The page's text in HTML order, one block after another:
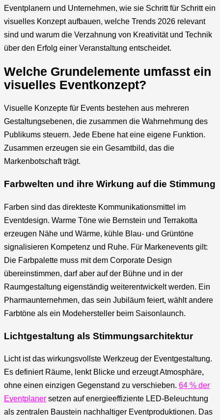
Eventplanern und Unternehmen, wie sie Schritt für Schritt ein
visuelles Konzept aufbauen, welche Trends 2026 relevant
sind und warum die Verzahnung von Kreativität und Technik
über den Erfolg einer Veranstaltung entscheidet.
Welche Grundelemente umfasst ein
visuelles Eventkonzept?
Visuelle Konzepte für Events bestehen aus mehreren
Gestaltungsebenen, die zusammen die Wahrnehmung des
Publikums steuern. Jede Ebene hat eine eigene Funktion.
Zusammen erzeugen sie ein Gesamtbild, das die
Markenbotschaft trägt.
Farbwelten und ihre Wirkung auf die Stimmung
Farben sind das direkteste Kommunikationsmittel im
Eventdesign. Warme Töne wie Bernstein und Terrakotta
erzeugen Nähe und Wärme, kühle Blau- und Grüntöne
signalisieren Kompetenz und Ruhe. Für Markenevents gilt:
Die Farbpalette muss mit dem Corporate Design
übereinstimmen, darf aber auf der Bühne und in der
Raumgestaltung eigenständig weiterentwickelt werden. Ein
Pharmaunternehmen, das sein Jubiläum feiert, wählt andere
Farbtöne als ein Modehersteller beim Saisonlaunch.
Lichtgestaltung als Stimmungsarchitektur
Licht ist das wirkungsvollste Werkzeug der Eventgestaltung.
Es definiert Räume, lenkt Blicke und erzeugt Atmosphäre,
ohne einen einzigen Gegenstand zu verschieben. 64 % der
Eventplaner setzen auf energieeffiziente LED-Beleuchtung
als zentralen Baustein nachhaltiger Eventproduktionen. Das